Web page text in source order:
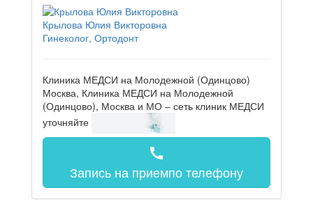
Крылова Юлия Викторовна
Гинеколог, Ортодонт
Клиника МЕДСИ на Молодежной (Одинцово)
Москва, Клиника МЕДСИ на Молодежной
(Одинцово), Москва и МО – сеть клиник МЕДСИ
уточняйте
call
Запись на приемпо телефону